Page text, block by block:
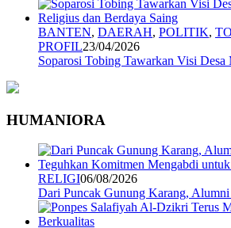
BANTEN, DAERAH, POLITIK,
PROFIL23/04/2026
Soparosi Tobing Tawarkan Visi
HUMANIORA
RELIGI06/08/2026
Dari Puncak Gunung Karang,